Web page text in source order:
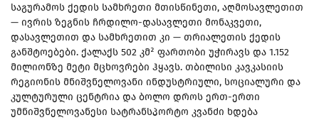
საგურამოს ქედის სამხრეთი მთისწინეთი, აღმოსავლეთით
— ივრის ზეგნის ჩრდილო-დასავლეთი მონაკვეთი,
დასავლეთით და სამხრეთით კი — თრიალეთის ქედის
განშტოებები. ქალაქს 502 კმ² ფართობი უჭირავს და 1.152
მილიონზე მეტი მცხოვრები ჰყავს. თბილისი კავკასიის
რეგიონის მნიშვნელოვანი ინდუსტრიული, სოციალური და
კულტურული ცენტრია და ბოლო დროს ერთ-ერთი
უმნიშვნელოვანესი სატრანსპორტო კვანძი ხდება